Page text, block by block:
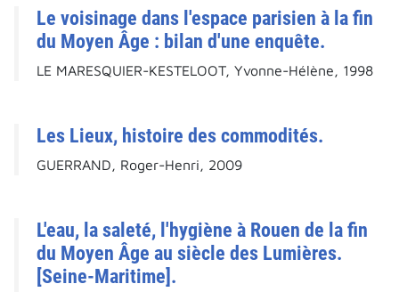
Le voisinage dans l'espace parisien à la fin
du Moyen Âge : bilan d'une enquête.
LE MARESQUIER-KESTELOOT, Yvonne-Hélène, 1998
Les Lieux, histoire des commodités.
GUERRAND, Roger-Henri, 2009
L'eau, la saleté, l'hygiène à Rouen de la fin
du Moyen Âge au siècle des Lumières.
[Seine-Maritime].